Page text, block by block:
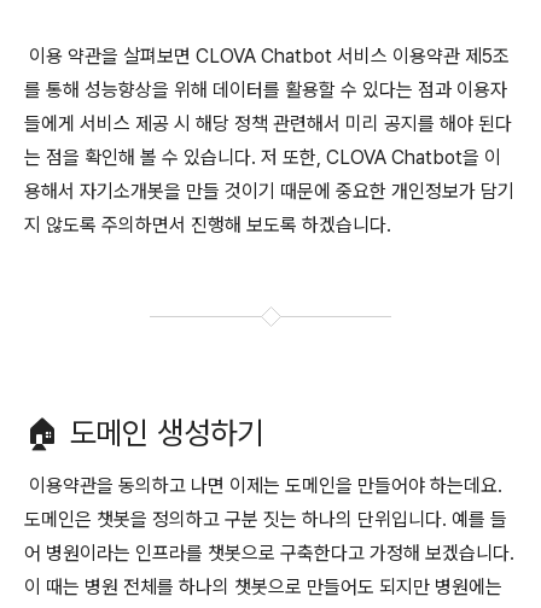
이용 약관을 살펴보면 CLOVA Chatbot 서비스 이용약관 제5조
를 통해 성능향상을 위해 데이터를 활용할 수 있다는 점과 이용자
들에게 서비스 제공 시 해당 정책 관련해서 미리 공지를 해야 된다
는 점을 확인해 볼 수 있습니다. 저 또한, CLOVA Chatbot을 이
용해서 자기소개봇을 만들 것이기 때문에 중요한 개인정보가 담기
지 않도록 주의하면서 진행해 보도록 하겠습니다.
🏠 도메인 생성하기
이용약관을 동의하고 나면 이제는 도메인을 만들어야 하는데요.
도메인은 챗봇을 정의하고 구분 짓는 하나의 단위입니다. 예를 들
어 병원이라는 인프라를 챗봇으로 구축한다고 가정해 보겠습니다.
이 때는 병원 전체를 하나의 챗봇으로 만들어도 되지만 병원에는